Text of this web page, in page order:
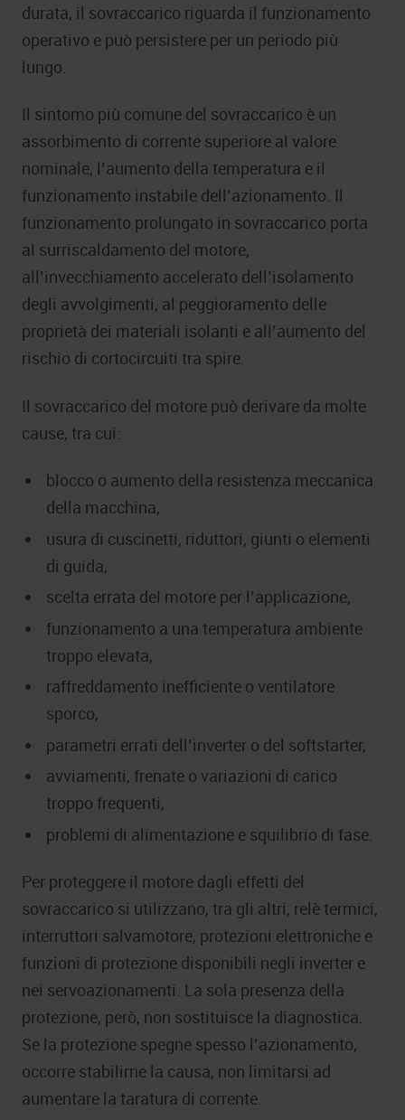
durata, il sovraccarico riguarda il funzionamento
operativo e può persistere per un periodo più
lungo.
Il sintomo più comune del sovraccarico è un
assorbimento di corrente superiore al valore
nominale, l’aumento della temperatura e il
funzionamento instabile dell’azionamento. Il
funzionamento prolungato in sovraccarico porta
al surriscaldamento del motore,
all’invecchiamento accelerato dell’isolamento
degli avvolgimenti, al peggioramento delle
proprietà dei materiali isolanti e all’aumento del
rischio di cortocircuiti tra spire.
Il sovraccarico del motore può derivare da molte
cause, tra cui:
blocco o aumento della resistenza meccanica
della macchina,
usura di cuscinetti, riduttori, giunti o elementi
di guida,
scelta errata del motore per l’applicazione,
funzionamento a una temperatura ambiente
troppo elevata,
raffreddamento inefficiente o ventilatore
sporco,
parametri errati dell’inverter o del softstarter,
avviamenti, frenate o variazioni di carico
troppo frequenti,
problemi di alimentazione e squilibrio di fase.
Per proteggere il motore dagli effetti del
sovraccarico si utilizzano, tra gli altri, relè termici,
interruttori salvamotore, protezioni elettroniche e
funzioni di protezione disponibili negli inverter e
nei servoazionamenti. La sola presenza della
protezione, però, non sostituisce la diagnostica.
Se la protezione spegne spesso l’azionamento,
occorre stabilirne la causa, non limitarsi ad
aumentare la taratura di corrente.